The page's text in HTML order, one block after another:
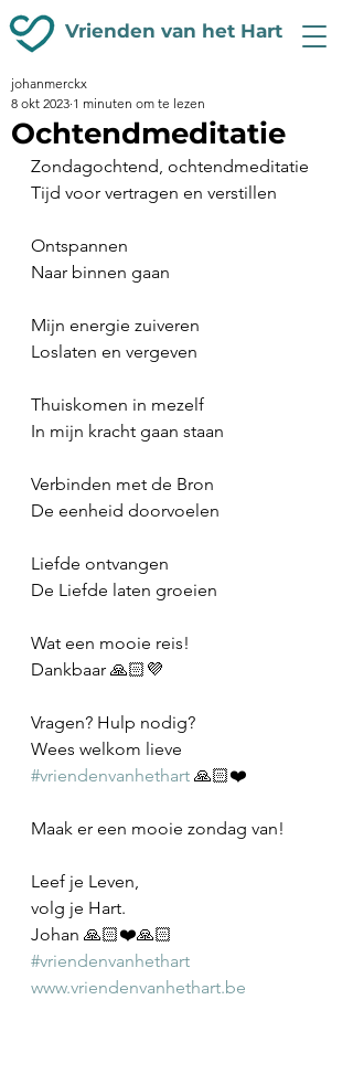
Vrienden van het Hart
Ochtendmeditatie
johanmerckx
8 okt 2023 1 minuten om te lezen
Zondagochtend, ochtendmeditatie
Tijd voor vertragen en verstillen
Ontspannen
Naar binnen gaan
Mijn energie zuiveren
Loslaten en vergeven
Thuiskomen in mezelf
In mijn kracht gaan staan
Verbinden met de Bron
De eenheid doorvoelen
Liefde ontvangen
De Liefde laten groeien
Wat een mooie reis!
Dankbaar 🙏🏻💜
Vragen? Hulp nodig?
Wees welkom lieve
#vriendenvanhethart 🙏🏻❤️
Maak er een mooie zondag van!
Leef je Leven,
volg je Hart.
Johan 🙏🏻❤️🙏🏻
#vriendenvanhethart
www.vriendenvanhethart.be